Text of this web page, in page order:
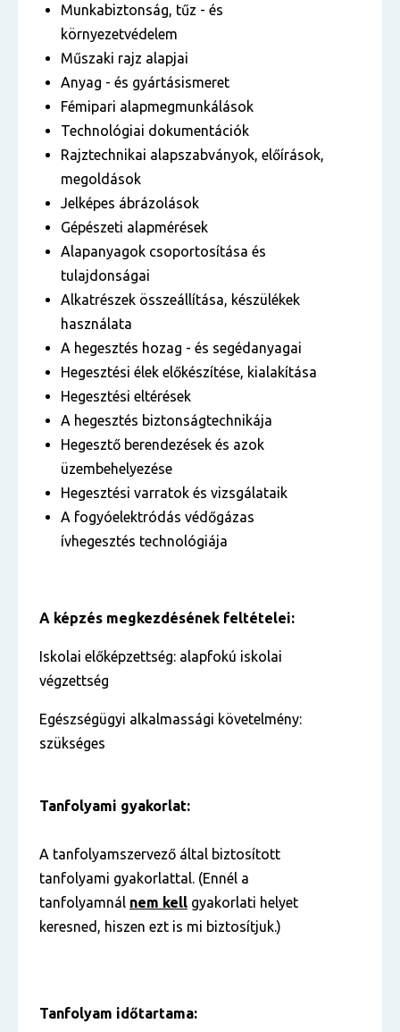
Munkabiztonság, tűz - és
környezetvédelem
Műszaki rajz alapjai
Anyag - és gyártásismeret
Fémipari alapmegmunkálások
Technológiai dokumentációk
Rajztechnikai alapszabványok, előírások,
megoldások
Jelképes ábrázolások
Gépészeti alapmérések
Alapanyagok csoportosítása és
tulajdonságai
Alkatrészek összeállítása, készülékek
használata
A hegesztés hozag - és segédanyagai
Hegesztési élek előkészítése, kialakítása
Hegesztési eltérések
A hegesztés biztonságtechnikája
Hegesztő berendezések és azok
üzembehelyezése
Hegesztési varratok és vizsgálataik
A fogyóelektródás védőgázas
ívhegesztés technológiája
A képzés megkezdésének feltételei:
Iskolai előképzettség: alapfokú iskolai
végzettség
Egészségügyi alkalmassági követelmény:
szükséges
Tanfolyami gyakorlat:
A tanfolyamszervező által biztosított
tanfolyami gyakorlattal. (Ennél a
tanfolyamnál nem kell gyakorlati helyet
keresned, hiszen ezt is mi biztosítjuk.)
Tanfolyam időtartama: